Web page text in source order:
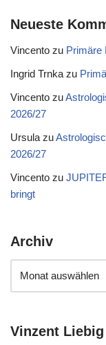
Neueste
Vincento zu Primäre
Ingrid Trnka zu
Vincento zu
2026/27
Ursula zu
2026/27
Vincento zu
bringt
Archiv
Vinzent